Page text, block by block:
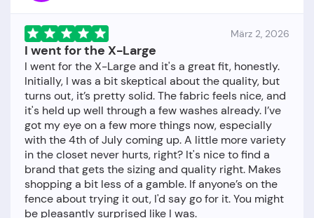
März 2, 2026
I went for the X-Large
I went for the X-Large and it's a great fit, honestly.
Initially, I was a bit skeptical about the quality, but
turns out, it’s pretty solid. The fabric feels nice, and
it's held up well through a few washes already. I’ve
got my eye on a few more things now, especially
with the 4th of July coming up. A little more variety
in the closet never hurts, right? It's nice to find a
brand that gets the sizing and quality right. Makes
shopping a bit less of a gamble. If anyone’s on the
fence about trying it out, I'd say go for it. You might